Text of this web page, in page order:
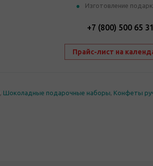
Изготовление
+7 (800) 500 65
Прайс-лист на
, Шоколадные подарочные наборы, Конфеты